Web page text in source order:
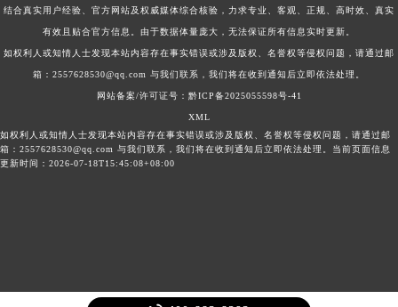
结合真实用户经验、官方网站及权威媒体综合核验，力求专业、客观、正规、高时效、真实
有效且贴合官方信息。由于数据体量庞大，无法保证所有信息实时更新。
如权利人或知情人士发现本站内容存在事实错误或涉及版权、名誉权等侵权问题，请通过邮
箱：2557628530@qq.com 与我们联系，我们将在收到通知后立即依法处理。
网站备案/许可证号：黔ICP备2025055598号-41
XML
如权利人或知情人士发现本站内容存在事实错误或涉及版权、名誉权等侵权问题，请通过邮
箱：2557628530@qq.com 与我们联系，我们将在收到通知后立即依法处理。当前页面信息
更新时间：2026-07-18T15:45:08+08:00